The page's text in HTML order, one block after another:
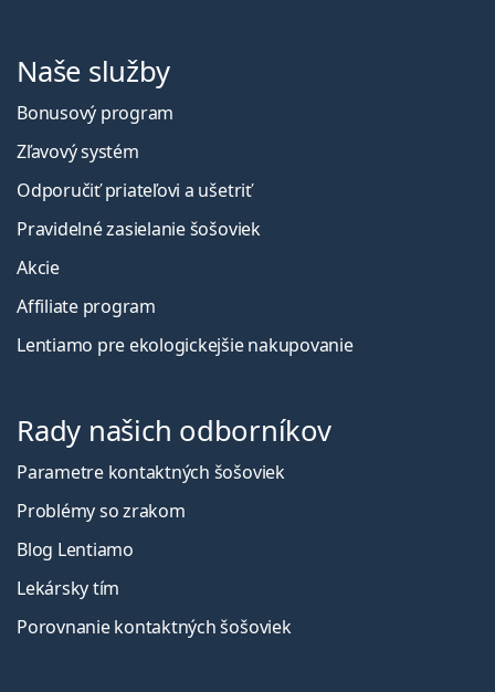
Naše služby
Bonusový program
Zľavový systém
Odporučiť priateľovi a ušetriť
Pravidelné zasielanie šošoviek
Akcie
Affiliate program
Lentiamo pre ekologickejšie nakupovanie
Rady našich odborníkov
Parametre kontaktných šošoviek
Problémy so zrakom
Blog Lentiamo
Lekársky tím
Porovnanie kontaktných šošoviek